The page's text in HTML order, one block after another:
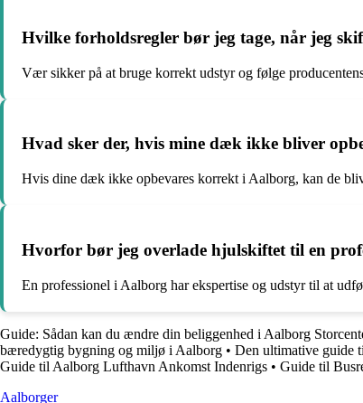
Hvilke forholdsregler bør jeg tage, når jeg
Vær sikker på at bruge korrekt udstyr og følge
Hvad sker der, hvis mine dæk ikke bliver
Hvis dine dæk ikke opbevares korrekt i Aalborg, kan de
Hvorfor bør jeg overlade hjulskiftet til en
En professionel i Aalborg har ekspertise og udstyr til at
Guide: Sådan kan du ændre din beliggenhed i Aalborg
bæredygtig bygning og miljø i Aalborg • Den ultimative guide
Guide til Aalborg Lufthavn Ankomst Indenrigs • Guide til
Aalborger